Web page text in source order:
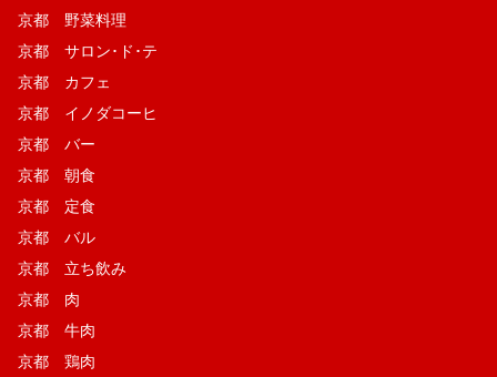
京都 野菜料理
京都 サロン･ド･テ
京都 カフェ
京都 イノダコーヒ
京都 バー
京都 朝食
京都 定食
京都 バル
京都 立ち飲み
京都 肉
京都 牛肉
京都 鶏肉